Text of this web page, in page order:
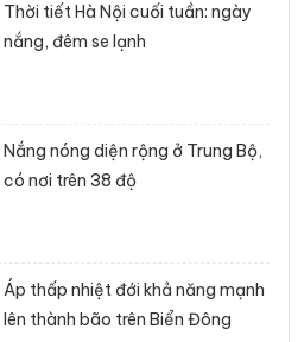
Thời tiết Hà Nội cuối tuần: ngày
nắng, đêm se lạnh
Nắng nóng diện rộng ở Trung Bộ,
có nơi trên 38 độ
Áp thấp nhiệt đới khả năng mạnh
lên thành bão trên Biển Đông